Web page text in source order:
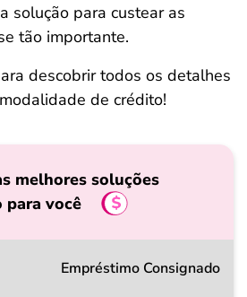
solução para custear as
tão importante.
descobrir todos os detalhes
de crédito!
melhores soluções
para você
Empréstimo Consignado